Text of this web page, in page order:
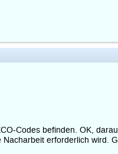
Codes befinden. OK,
erforderlich wird.